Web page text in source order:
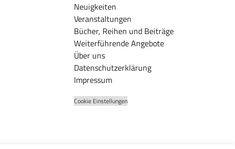
Neuigkeiten
Veranstaltungen
Bücher, Reihen und Beiträge
Weiterführende Angebote
Über uns
Datenschutzerklärung
Impressum
Cookie Einstellungen